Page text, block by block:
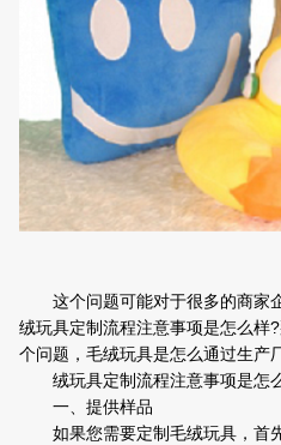
这个问题可能对于很多的商家
绒玩具定制流程注意事项是怎么样
个问题，毛绒玩具是怎么通过生产
绒玩具定制流程注意事项是怎
一、提供样品
如果您需要定制毛绒玩具，首